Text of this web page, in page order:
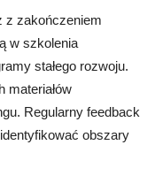
z zakończeniem
w szkolenia
stałego rozwoju.
materiałów
Regularny feedback
obszary